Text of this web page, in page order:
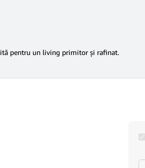
pentru un living primitor și rafinat.